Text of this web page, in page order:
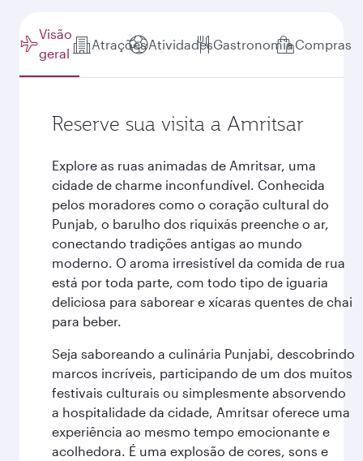
Visão
geral
AtraçõesAtividadesGastronomiaCompras
Reserve sua visita a Amritsar
Explore as ruas animadas de Amritsar, uma
cidade de charme inconfundível. Conhecida
pelos moradores como o coração cultural do
Punjab, o barulho dos riquixás preenche o ar,
conectando tradições antigas ao mundo
moderno. O aroma irresistível da comida de rua
está por toda parte, com todo tipo de iguaria
deliciosa para saborear e xícaras quentes de chai
para beber.
Seja saboreando a culinária Punjabi, descobrindo
marcos incríveis, participando de um dos muitos
festivais culturais ou simplesmente absorvendo
a hospitalidade da cidade, Amritsar oferece uma
experiência ao mesmo tempo emocionante e
acolhedora. É uma explosão de cores, sons e